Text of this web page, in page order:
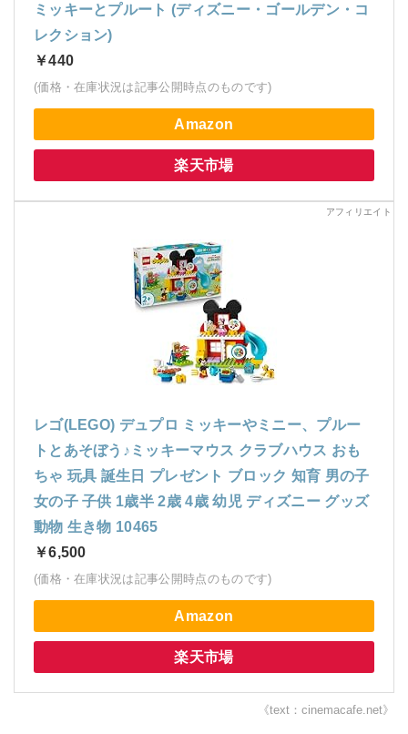
ミッキーとプルート (ディズニー・ゴールデン・コ
レクション)
￥440
(価格・在庫状況は記事公開時点のものです)
Amazon
楽天市場
レゴ(LEGO) デュプロ ミッキーやミニー、プルー
トとあそぼう♪ミッキーマウス クラブハウス おも
ちゃ 玩具 誕生日 プレゼント ブロック 知育 男の子
女の子 子供 1歳半 2歳 4歳 幼児 ディズニー グッズ
動物 生き物 10465
￥6,500
(価格・在庫状況は記事公開時点のものです)
Amazon
楽天市場
《text：cinemacafe.net》